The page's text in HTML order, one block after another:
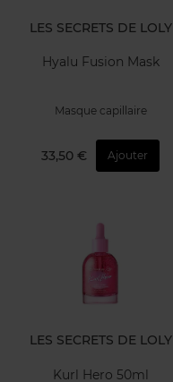
LES SECRETS DE LOLY
Hyalu Fusion Mask
Masque capillaire
33,50 € Ajouter
LES SECRETS DE LOLY
Kurl Hero 50ml